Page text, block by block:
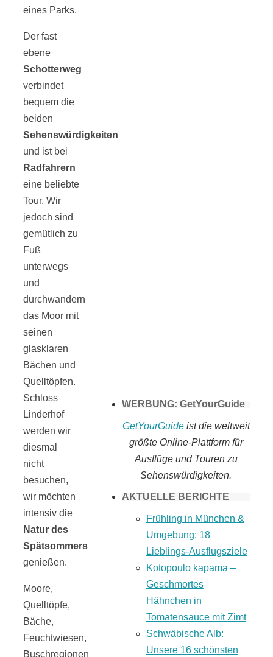
eines Parks.
Der fast
ebene
Schotterweg
verbindet
bequem die
beiden
Sehenswürdigkeiten
und ist bei
Radfahrern
eine beliebte
Tour. Wir
jedoch sind
gemütlich zu
Fuß
unterwegs
und
durchwandern
das Moor mit
seinen
glasklaren
Bächen und
Quelltöpfen.
Schloss
Linderhof
werden wir
diesmal
nicht
besuchen,
wir möchten
intensiv die
Natur des
Spätsommers
genießen.
Moore,
Quelltöpfe,
Bäche,
Feuchtwiesen,
Buschregionen
WERBUNG: GetYourGuide
GetYourGuideist die weltweit
größte Online-Plattform für
Ausflüge und Touren zu
Sehenswürdigkeiten.
AKTUELLE BERICHTE
Frühling in München &
Umgebung: 18
Lieblings-Ausflugsziele
Kotopoulo kapama –
Geschmortes
Hähnchen in
Tomatensauce mit Zimt
Schwäbische Alb:
Unsere 16 schönsten